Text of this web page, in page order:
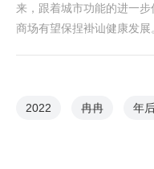
来，跟着城市功能的进一
商场有望保捏褂讪健康发展
2022 冉冉 年